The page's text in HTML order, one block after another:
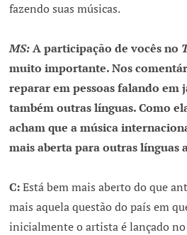
fazendo suas músicas.
MS:A participação de vocês no
muito importante. Nos
reparar em pessoas falando em
também outras línguas. Como
acham que a música
mais aberta para outras línguas
C:Está bem mais aberto do que
mais aquela questão do país em
inicialmente o artista é lançado